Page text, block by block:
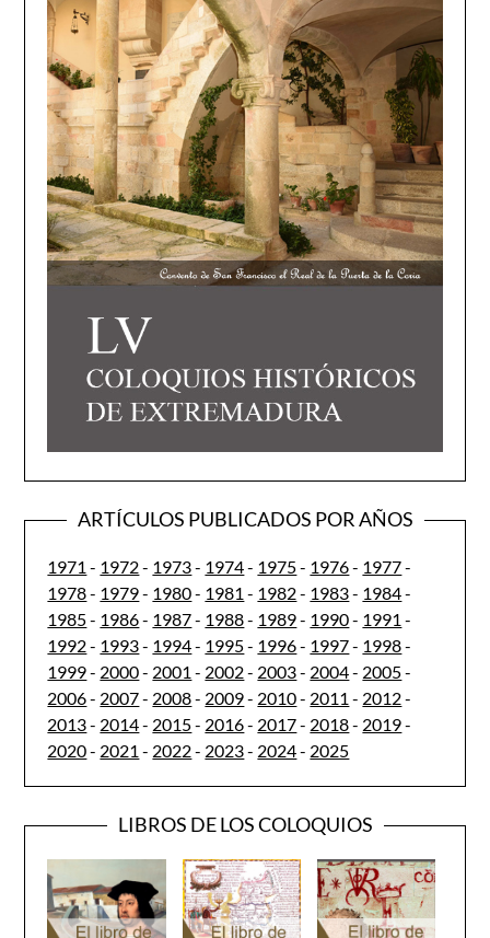
ARTÍCULOS PUBLICADOS POR AÑOS
1971 - 1972- 1973- 1974- 1975- 1976- 1977-
1978- 1979- 1980- 1981 - 1982- 1983- 1984-
1985- 1986- 1987- 1988- 1989- 1990- 1991 -
1992- 1993- 1994- 1995- 1996- 1997- 1998-
1999- 2000- 2001 - 2002- 2003- 2004- 2005-
2006- 2007- 2008- 2009- 2010- 2011 - 2012-
2013- 2014- 2015- 2016- 2017- 2018- 2019-
2020- 2021 - 2022- 2023- 2024- 2025
LIBROS DE LOS COLOQUIOS